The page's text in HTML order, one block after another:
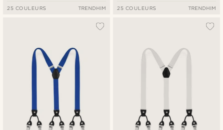
25 COULEURS TRENDHIM 25 COULEURS TRENDHIM